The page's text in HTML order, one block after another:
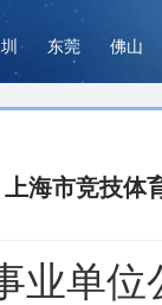
东莞 佛山
上海市竞技体
单位